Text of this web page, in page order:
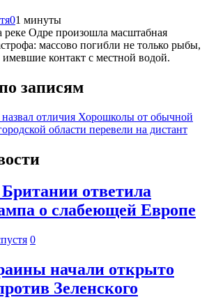
01 минуты
реке Одре произошла масштабная
массово погибли не только рыбы,
контакт с местной водой.
записям
отличия Хорошколы от обычной
области перевели на дистант
ответила
о слабеющей Европе
0
начали открыто
Зеленского